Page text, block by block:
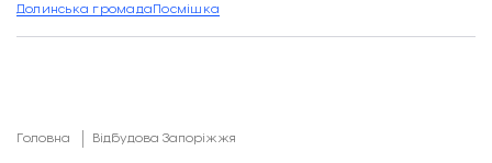
Долинська громадаПосмішка
Головна Відбудова Запоріжжя